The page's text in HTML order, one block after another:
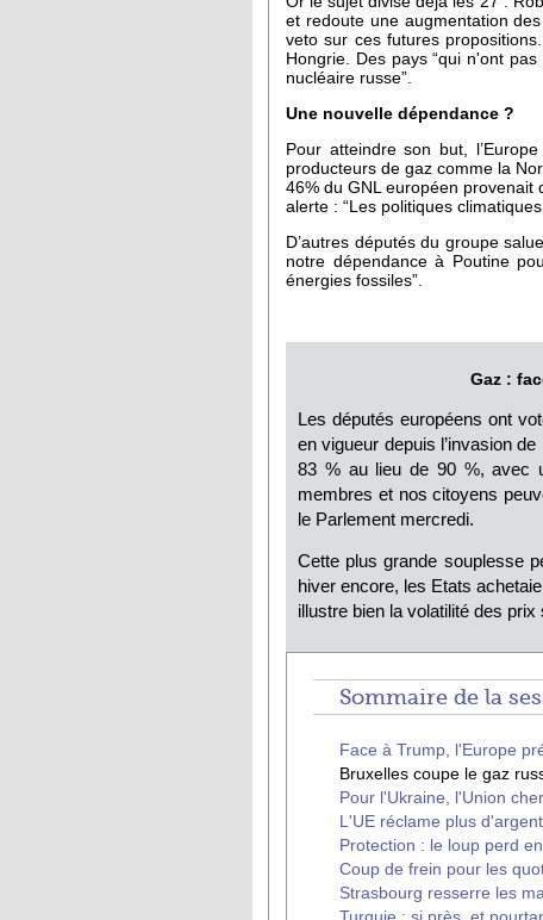
et redoute une augmentation
veto sur ces futures
Hongrie. Des pays “qui n'ont
nucléaire russe”.
Une nouvelle dépendance ?
Pour atteindre son but,
producteurs de gaz comme la
46% du GNL européen provenait
alerte : “Les politiques
D’autres députés du groupe
notre dépendance à Poutine
énergies fossiles”.
Gaz :
Les députés européens ont
en vigueur depuis l’invasion
83 % au lieu de 90 %, avec
membres et nos citoyens
le Parlement mercredi.
Cette plus grande souplesse
hiver encore, les Etats
illustre bien la volatilité des
Sommaire de la
Face à Trump, l'Europe
Bruxelles coupe le gaz
Pour l'Ukraine, l'Union
L'UE réclame plus
Protection : le loup perd
Coup de frein pour les
Strasbourg resserre les